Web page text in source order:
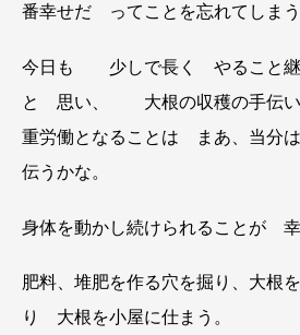
番幸せだ ってことを忘れてしまう
今日も 少しで長く やること継
と 思い、 大根の収穫の手伝い
重労働となることは まあ、当分
伝うかな。
身体を動かし続けられることが 幸
肥料、堆肥を作る穴を掘り、大根
り 大根を小屋に仕まう。